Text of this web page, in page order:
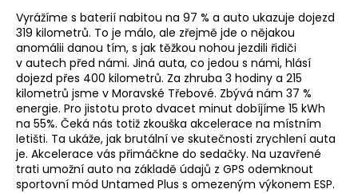
Vyrážíme s baterií nabitou na 97 % a auto ukazuje dojezd
319 kilometrů. To je málo, ale zřejmě jde o nějakou
anomálii danou tím, s jak těžkou nohou jezdili řidiči
v autech před námi. Jiná auta, co jedou s námi, hlásí
dojezd přes 400 kilometrů. Za zhruba 3 hodiny a 215
kilometrů jsme v Moravské Třebové. Zbývá nám 37 %
energie. Pro jistotu proto dvacet minut dobíjíme 15 kWh
na 55%. Čeká nás totiž zkouška akcelerace na místním
letišti. Ta ukáže, jak brutální ve skutečnosti zrychlení auta
je. Akcelerace vás přimáčkne do sedačky. Na uzavřené
trati umožní auto na základě údajů z GPS odemknout
sportovní mód Untamed Plus s omezeným výkonem ESP.